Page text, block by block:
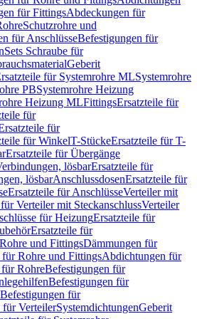
für FittingsAbdeckungen für
Schutzrohre und
für AnschlüsseBefestigungen für
Sets Schraube für
Geberit
für Systemrohre MLSystemrohre
PBSystemrohre Heizung
Heizung MLFittingsErsatzteile für
für
für
für WinkelT-StückeErsatzteile für T-
Ersatzteile für Übergänge
lösbarErsatzteile für
lösbarAnschlussdosenErsatzteile für
Ersatzteile für AnschlüsseVerteiler mit
Verteiler mit SteckanschlussVerteiler
für HeizungErsatzteile für
Ersatzteile für
und FittingsDämmungen für
Rohre und FittingsAbdichtungen für
RohreBefestigungen für
Befestigungen für
für
für VerteilerSystemdichtungenGeberit